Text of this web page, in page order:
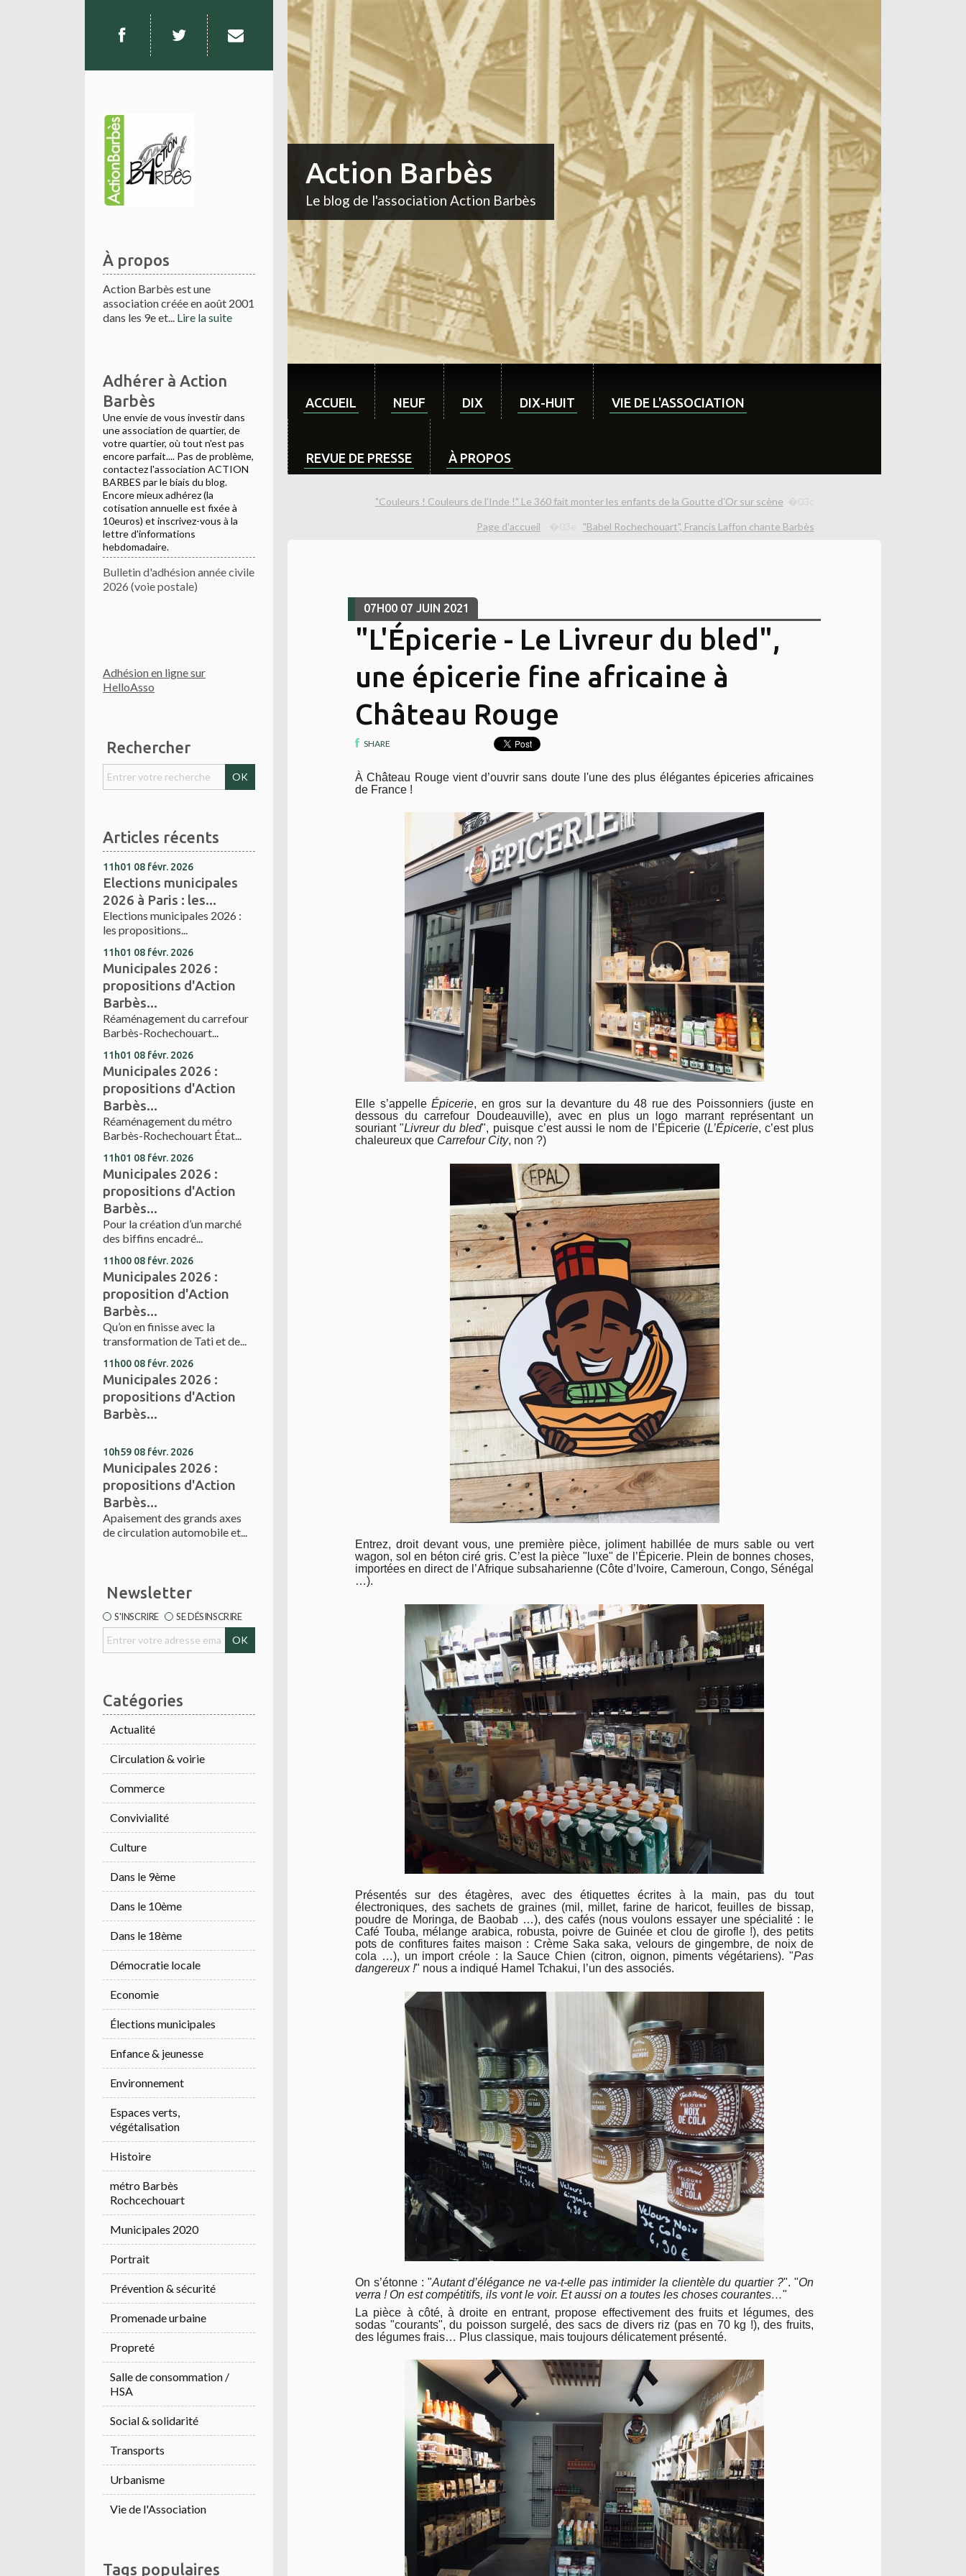
À propos
Action Barbès est une
association créée en août 2001
dans les 9e et... Lire la suite
Adhérer à Action
Barbès
Une envie de vous investir dans
une association de quartier, de
votre quartier, où tout n'est pas
encore parfait.... Pas de problème,
contactez l'association ACTION
BARBES par le biais du blog.
Encore mieux adhérez (la
cotisation annuelle est fixée à
10euros) et inscrivez-vous à la
lettre d'informations
hebdomadaire.
Bulletin d'adhésion année civile
2026 (voie postale)
Adhésion en ligne sur
HelloAsso
Rechercher
Articles récents
11h01 08 févr. 2026
Elections municipales
2026 à Paris : les...
Elections municipales 2026 :
les propositions...
11h01 08 févr. 2026
Municipales 2026 :
propositions d'Action
Barbès...
Réaménagement du carrefour
Barbès-Rochechouart...
11h01 08 févr. 2026
Municipales 2026 :
propositions d'Action
Barbès...
Réaménagement du métro
Barbès-Rochechouart État...
11h01 08 févr. 2026
Municipales 2026 :
propositions d'Action
Barbès...
Pour la création d’un marché
des biffins encadré...
11h00 08 févr. 2026
Municipales 2026 :
proposition d'Action
Barbès...
Qu’on en finisse avec la
transformation de Tati et de...
11h00 08 févr. 2026
Municipales 2026 :
propositions d'Action
Barbès...
10h59 08 févr. 2026
Municipales 2026 :
propositions d'Action
Barbès...
Apaisement des grands axes
de circulation automobile et...
Newsletter
S'INSCRIRE SE DÉSINSCRIRE
Catégories
Actualité
Circulation & voirie
Commerce
Convivialité
Culture
Dans le 9ème
Dans le 10ème
Dans le 18ème
Démocratie locale
Economie
Élections municipales
Enfance & jeunesse
Environnement
Espaces verts,
végétalisation
Histoire
métro Barbès
Rochcechouart
Municipales 2020
Portrait
Prévention & sécurité
Promenade urbaine
Propreté
Salle de consommation /
HSA
Social & solidarité
Transports
Urbanisme
Vie de l'Association
Tags populaires
Action Barbès
Le blog de l'association Action Barbès
ACCUEIL NEUF DIX DIX-HUIT VIE DE L'ASSOCIATION
REVUE DE PRESSE À PROPOS
"Couleurs ! Couleurs de l'Inde !" Le 360 fait monter les enfants de la Goutte d'Or sur scène
Page d'accueil "Babel Rochechouart", Francis Laffon chante Barbès
07H00 07 JUIN 2021
"L'Épicerie - Le Livreur du bled",
une épicerie fine africaine à
Château Rouge
SHARE
À Château Rouge vient d’ouvrir sans doute l'une des plus élégantes épiceries africaines
de France !
Elle s’appelleÉpicerie, en gros sur la devanture du 48 rue des Poissonniers (juste en
dessous du carrefour Doudeauville), avec en plus un logo marrant représentant un
souriant "Livreur du bled", puisque c’est aussi le nom de l’Épicerie (L’Épicerie, c’est plus
chaleureux que Carrefour City, non ?)
Entrez, droit devant vous, une première pièce, joliment habillée de murs sable ou vert
wagon, sol en béton ciré gris. C’est la pièce "luxe" de l’Épicerie. Plein de bonnes choses,
importées en direct de l’Afrique subsaharienne (Côte d’Ivoire, Cameroun, Congo, Sénégal
…).
Présentés sur des étagères, avec des étiquettes écrites à la main, pas du tout
électroniques, des sachets de graines (mil, millet, farine de haricot, feuilles de bissap,
poudre de Moringa, de Baobab …), des cafés (nous voulons essayer une spécialité : le
Café Touba, mélange arabica, robusta, poivre de Guinée et clou de girofle !), des petits
pots de confitures faites maison : Crème Saka saka, velours de gingembre, de noix de
cola …), un import créole : la Sauce Chien (citron, oignon, piments végétariens). "Pas
dangereux !" nous a indiqué Hamel Tchakui, l’un des associés.
On s’étonne : "Autant d’élégance ne va-t-elle pas intimider la clientèle du quartier ?". "On
verra ! On est compétitifs, ils vont le voir. Et aussi on a toutes les choses courantes…"
La pièce à côté, à droite en entrant, propose effectivement des fruits et légumes, des
sodas "courants", du poisson surgelé, des sacs de divers riz (pas en 70 kg !), des fruits,
des légumes frais… Plus classique, mais toujours délicatement présenté.